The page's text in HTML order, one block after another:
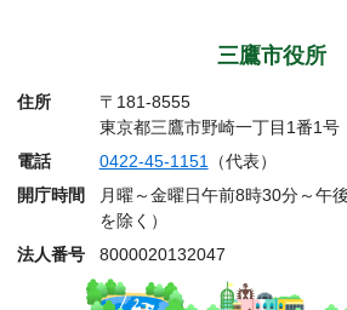
三鷹市役所
住所
〒181-8555
東京都三鷹市野崎一丁目1番1号
電話
0422-45-1151（代表）
開庁時間
月曜～金曜日午前8時30分～午
を除く）
法人番号
8000020132047